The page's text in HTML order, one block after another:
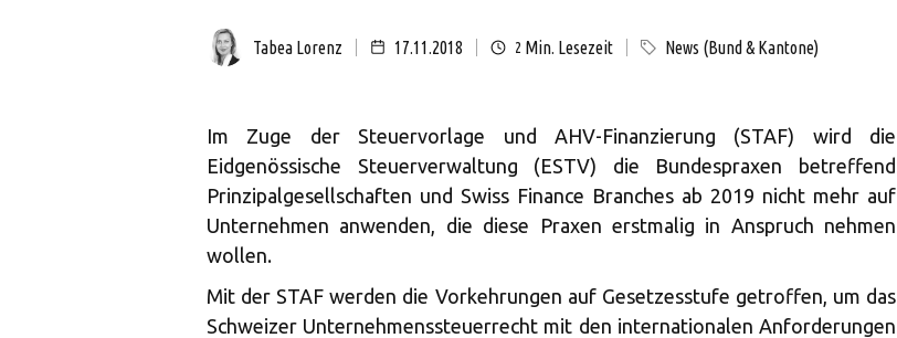
Tabea Lorenz 17.11.2018 2 Min. Lesezeit News (Bund & Kantone)
Im Zuge der Steuervorlage und AHV-Finanzierung (STAF) wird die
Eidgenössische Steuerverwaltung (ESTV) die Bundespraxen betreffend
Prinzipalgesellschaften und Swiss Finance Branches ab 2019 nicht mehr auf
Unternehmen anwenden, die diese Praxen erstmalig in Anspruch nehmen
wollen.
Mit der STAF werden die Vorkehrungen auf Gesetzesstufe getroffen, um das
Schweizer Unternehmenssteuerrecht mit den internationalen Anforderungen